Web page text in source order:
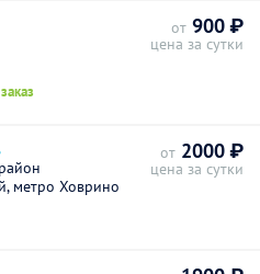
от 900 ₽
цена за сутки
метро Ховрино
от 2000 ₽
цена за сутки